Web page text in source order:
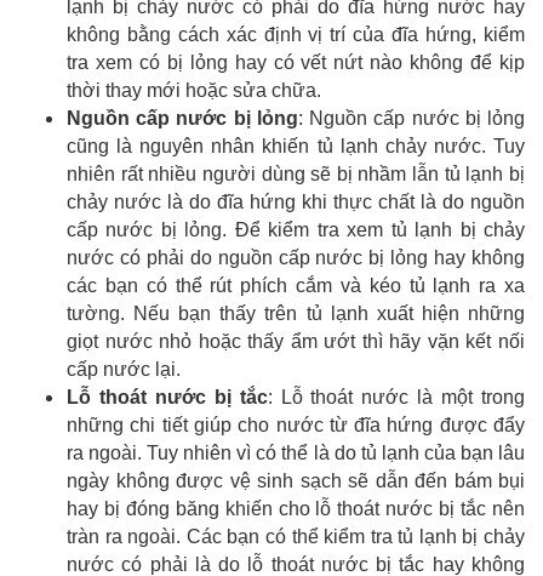
lạnh bị chảy nước có phải do đĩa hứng nước hay
không bằng cách xác định vị trí của đĩa hứng, kiểm
tra xem có bị lỏng hay có vết nứt nào không để kịp
thời thay mới hoặc sửa chữa.
Nguồn cấp nước bị lỏng: Nguồn cấp nước bị lỏng
cũng là nguyên nhân khiến tủ lạnh chảy nước. Tuy
nhiên rất nhiều người dùng sẽ bị nhầm lẫn tủ lạnh bị
chảy nước là do đĩa hứng khi thực chất là do nguồn
cấp nước bị lỏng. Để kiểm tra xem tủ lạnh bị chảy
nước có phải do nguồn cấp nước bị lỏng hay không
các bạn có thể rút phích cắm và kéo tủ lạnh ra xa
tường. Nếu bạn thấy trên tủ lạnh xuất hiện những
giọt nước nhỏ hoặc thấy ẩm ướt thì hãy vặn kết nối
cấp nước lại.
Lỗ thoát nước bị tắc: Lỗ thoát nước là một trong
những chi tiết giúp cho nước từ đĩa hứng được đẩy
ra ngoài. Tuy nhiên vì có thể là do tủ lạnh của bạn lâu
ngày không được vệ sinh sạch sẽ dẫn đến bám bụi
hay bị đóng băng khiến cho lỗ thoát nước bị tắc nên
tràn ra ngoài. Các bạn có thể kiểm tra tủ lạnh bị chảy
nước có phải là do lỗ thoát nước bị tắc hay không